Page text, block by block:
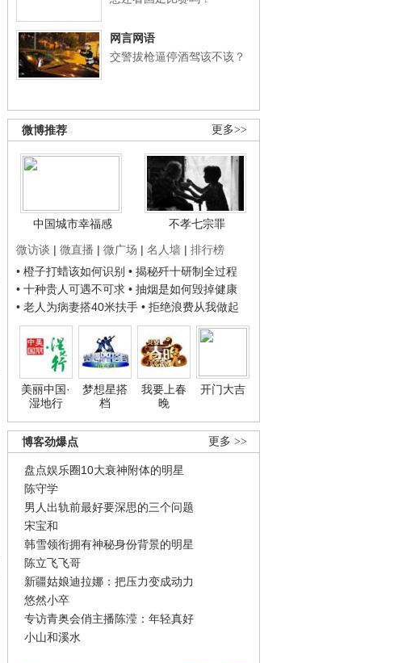
网言网语
交警拔枪逼停酒驾该不该？
更多>>
微博推荐
中国城市幸福感
不孝七宗罪
微访谈 | 微直播 | 微广场 | 名人墙 | 排行榜
• 橙子打蜡该如何识别 • 揭秘歼十研制全过程
• 十种贵人可遇不可求 • 抽烟是如何毁掉健康
• 老人为病妻搭40米扶手 • 拒绝浪费从我做起
美丽中国·
湿地行
梦想星搭
档
我要上春
晚
开门大吉
更多 >>
博客劲爆点
盘点娱乐圈10大衰神附体的明星
陈守学
男人出轨前最好要深思的三个问题
宋宝和
韩雪领衔拥有神秘身份背景的明星
陈立飞飞哥
新疆姑娘迪拉娜：把压力变成动力
悠然小卒
专访青奥会俏主播陈滢：年轻真好
小山和溪水